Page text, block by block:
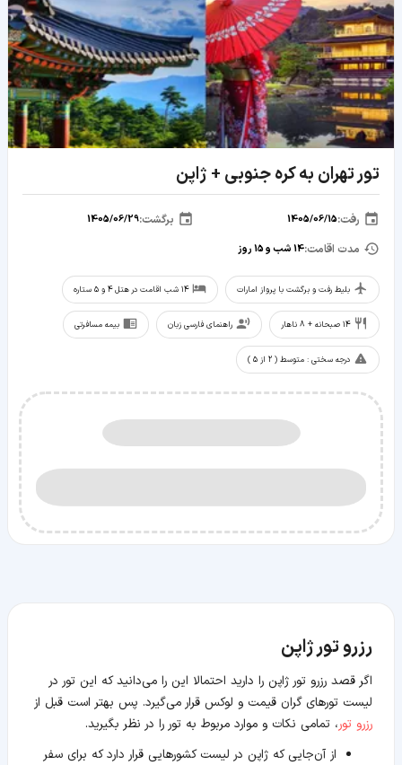
تور تهران به کره جنوبی + ژاپن
رفت:
1405/06/15 برگشت:
1405/06/29
مدت اقامت:14شب و15روز
بلیط رفت و برگشت با پرواز امارات 14 شب اقامت در هتل‌ 4 و 5 ستاره
14 صبحانه + 8 ناهار راهنمای فارسی زبان بیمه مسافرتی
درجه سختی : متوسط ( 2 از 5 )
رزرو تور ژاپن
اگر قصد رزرو تور ژاپن را دارید احتمالا این را می‌دانید که این تور در
لیست تورهای گران قیمت و لوکس قرار می‌گیرد. پس بهتر است قبل از
رزرو تور، تمامی نکات و موارد مربوط به تور را در نظر بگیرید.
از آن‌جایی که ژاپن در لیست کشورهایی قرار دارد که برای سفر